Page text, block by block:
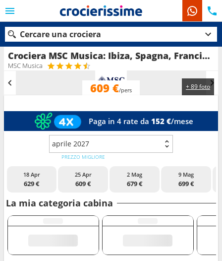
Crociera MSC Musica: Ibiza, Spagna, Francia, Italia in partenza da Civitavecchia - Roma
MSC Musica
+ 89 foto
609 €/pers
Paga in 4 rate da 152 €/mese
aprile 2027
18 Apr
629 €
PREZZO MIGLIORE
25 Apr
609 €
2 Mag
679 €
9 Mag
699 €
La mia categoria cabina
Cercare una crociera
Le nostre destinazioni
Mesi di partenza
Porti Compagnie
Ricerca